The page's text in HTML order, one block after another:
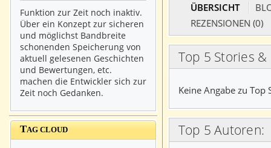
ÜBERSICHT
REZENSIONEN (0)
Top 5 Stories
Keine Angabe zu Top
Top 5 Autoren:
Funktion zur Zeit noch inaktiv.
Über ein Konzept zur sicheren
und möglichst Bandbreite
schonenden Speicherung von
aktuell gelesenen Geschichten
und Bewertungen, etc.
machen die Entwickler sich zur
Zeit noch Gedanken.
TAG CLOUD